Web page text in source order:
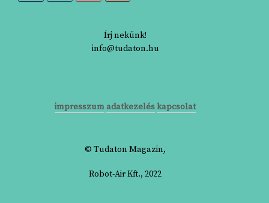
önismeret
Írj nekünk!
info@tudaton.hu
impresszum adatkezeléskapcsolat
© Tudaton Magazin,
Robot-Air Kft., 2022